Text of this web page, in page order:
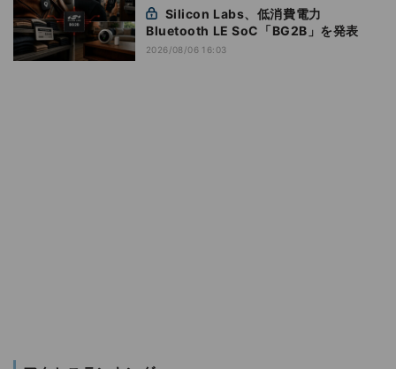
Bluetooth LE SoC「BG2B」を発表
2026/08/06 16:03